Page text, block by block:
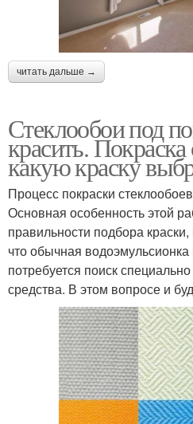
читать дальше →
Стеклообои под
красить. Покраска
какую краску
Процесс покраски
Основная особенность этой
правильности подбора краски,
что обычная
потребуется поиск
средства. В этом вопросе и